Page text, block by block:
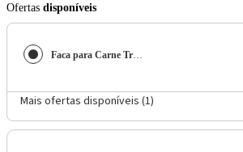
Ofertas disponíveis
Faca para Carne Tramontina Churrasco Black Aço Inox Escurecido e Cabo de Madeira 10"
Mais ofertas disponíveis (1)